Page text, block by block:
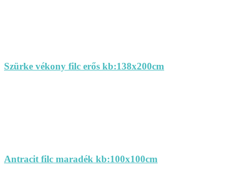
Szürke vékony filc erős kb:138x200cm
Antracit filc maradék kb:100x100cm